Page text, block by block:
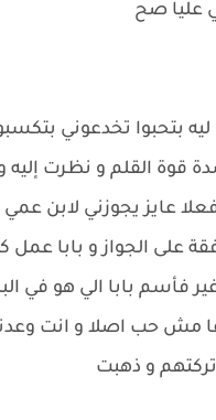
عليا صح
بتحبوا تخدعوني
قوة القلم و نظرت إليه
عايز يجوزني لابن
على الجواز و بابا
فأسم بابا الي هو في
مش حب اصلا و انت
و ذهبت